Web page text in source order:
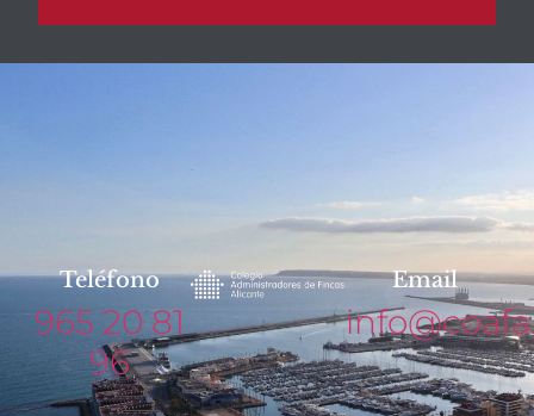
Teléfono
965 20 81
96
Email